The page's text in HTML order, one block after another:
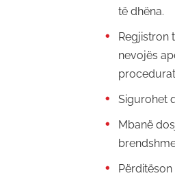
të dhëna.
Regjistron
nevojës
Sigurohet
Mbanë